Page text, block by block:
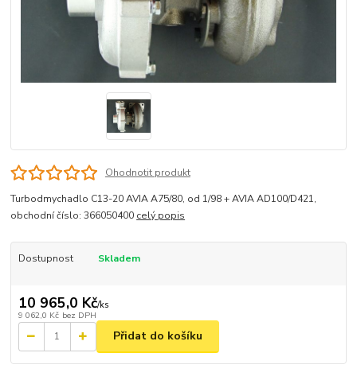
Ohodnotit produkt
Turbodmychadlo C13-20 AVIA A75/80, od 1/98 + AVIA AD100/D421,
obchodní číslo: 366050400 celý popis
Dostupnost Skladem
10 965,0 Kč/ks
9 062,0 Kč bez DPH
Přidat do košíku